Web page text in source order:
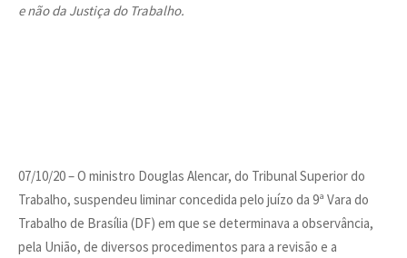
e não da Justiça do Trabalho.
07/10/20 – O ministro Douglas Alencar, do Tribunal Superior do
Trabalho, suspendeu liminar concedida pelo juízo da 9ª Vara do
Trabalho de Brasília (DF) em que se determinava a observância,
pela União, de diversos procedimentos para a revisão e a